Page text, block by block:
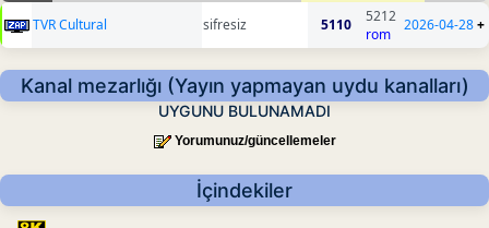
TVR Cultural sifresiz 5110
5212
rom
2026-04-28+
Kanal mezarlığı (Yayın yapmayan uydu kanalları)
UYGUNU BULUNAMADI
Yorumunuz/güncellemeler
İçindekiler